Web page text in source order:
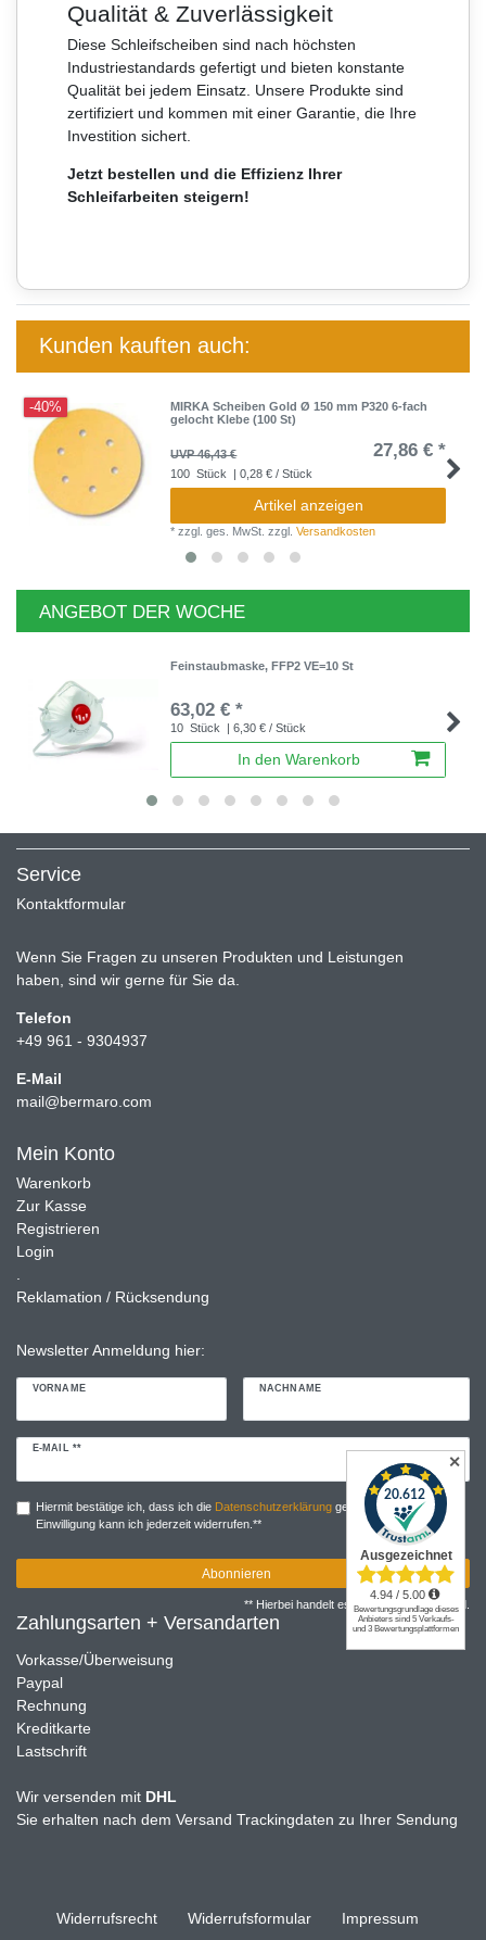
Qualität & Zuverlässigkeit
Diese Schleifscheiben sind nach höchsten
Industriestandards gefertigt und bieten konstante
Qualität bei jedem Einsatz. Unsere Produkte sind
zertifiziert und kommen mit einer Garantie, die Ihre
Investition sichert.
Jetzt bestellen und die Effizienz Ihrer
Schleifarbeiten steigern!
Kunden kauften auch:
-40%
MIRKA Scheiben Gold Ø 150 mm P320 6-fach
gelocht Klebe (100 St)
UVP 46,43 € 27,86 € *
100 Stück | 0,28 € / Stück
Artikel anzeigen
*zzgl. ges. MwSt. zzgl.Versandkosten
ANGEBOT DER WOCHE
Feinstaubmaske, FFP2 VE=10 St
63,02 € *
10 Stück | 6,30 € / Stück
In den Warenkorb
Service
Kontaktformular
Wenn Sie Fragen zu unseren Produkten und Leistungen
haben, sind wir gerne für Sie da.
Telefon
+49 961 - 9304937
E-Mail
mail@bermaro.com
Mein Konto
Warenkorb
Zur Kasse
Registrieren
Login
Reklamation / Rücksendung
Newsletter Anmeldung hier:
VORNAME NACHNAME
E-MAIL **
Newsletter
Hiermit bestätige ich, dass ich die Daten­schutz­erklärunggelesen habe. Meine
Einwilligung kann ich jederzeit widerrufen.**
Abonnieren
** Hierbei handelt es sich um ein Pflichtfeld.
Zahlungsarten + Versandarten
Vorkasse/Überweisung
Paypal
Rechnung
Kreditkarte
Lastschrift
Wir versenden mit DHL
Sie erhalten nach dem Versand Trackingdaten zu Ihrer Sendung
Widerrufs­recht Widerrufs­formular Impressum
✕